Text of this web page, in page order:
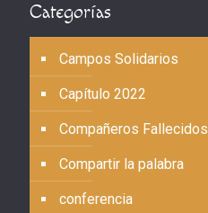
Categorías
Campos Solidarios
Capítulo 2022
Compañeros Fallecidos
Compartir la palabra
conferencia